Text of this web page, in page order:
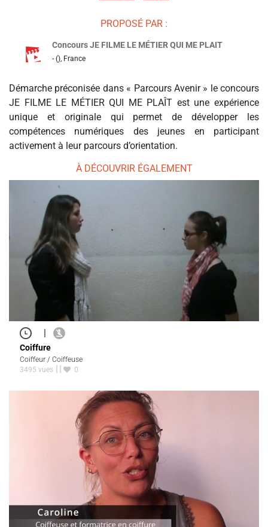
PROPOSÉ PAR :
Concours JE FILME LE MÉTIER QUI ME PLAIT
- (), France
Démarche préconisée dans « Parcours Avenir » le concours
JE FILME LE MÉTIER QUI ME PLAÎT est une expérience
unique et originale qui permet de développer les
compétences numériques des jeunes en participant
activement à leur parcours d’orientation.
À DÉCOUVRIR ÉGALEMENT
|
Coiffure
Coiffeur / Coiffeuse
3495 vues
0